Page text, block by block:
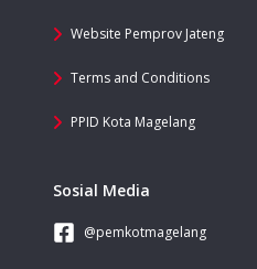
Website Pemprov Jateng
Terms and Conditions
PPID Kota Magelang
Sosial Media
@pemkotmagelang